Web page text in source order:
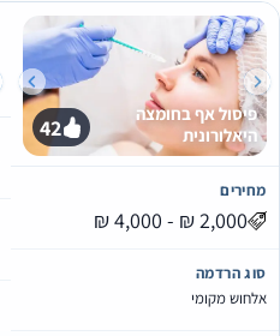
פיסול אף בחומצה
היאלורונית
42
מחירים
סוג הרדמה
אלחוש מקומי